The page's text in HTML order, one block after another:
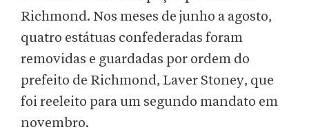
Richmond. Nos meses de junho a agosto,
quatro estátuas confederadas foram
removidas e guardadas por ordem do
prefeito de Richmond, Laver Stoney, que
foi reeleito para um segundo mandato em
novembro.